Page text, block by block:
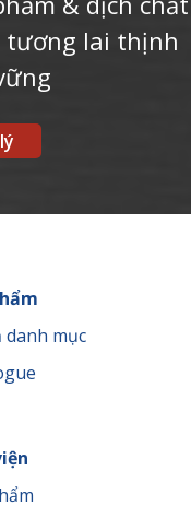
tương lai thịnh
danh mục